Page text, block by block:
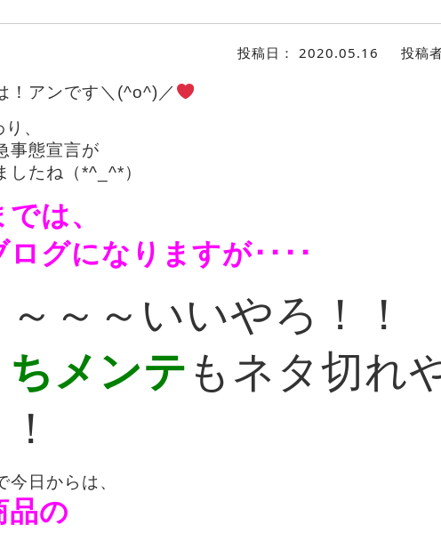
投稿日： 2020.05.16 投稿
！アンです＼(^o^)／
、
事態宣言が
したね（*^_^*）
は、
ログになりますが････
～～～いいやろ！！
ちメンテ もネタ切れ
今日からは、
品の